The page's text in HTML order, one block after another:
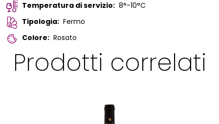
Temperatura di servizio: 8°-10°C
Tipologia: Fermo
Colore: Rosato
Prodotti correlati